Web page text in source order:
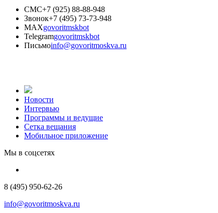
СМС+7 (925) 88-88-948
Звонок+7 (495) 73-73-948
MAXgovoritmskbot
Telegramgovoritmskbot
Письмоinfo@govoritmoskva.ru
Новости
Интервью
Программы и ведущие
Сетка вещания
Мобильное приложение
Мы в соцсетях
8 (495) 950-62-26
info@govoritmoskva.ru